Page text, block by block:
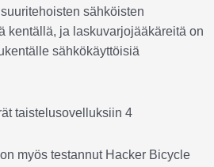
sähköisten
kentällä, ja laskuvarjojääkäreitä on
sähkökäyttöisiä
myös testannut Hacker Bicycle